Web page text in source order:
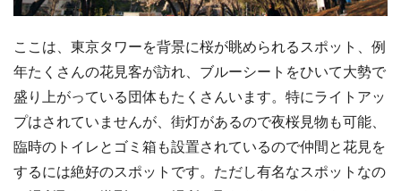
ここは、東京タワーを背景に桜が眺められるスポット、例
年たくさんの花見客が訪れ、ブルーシートをひいて大勢で
盛り上がっている団体もたくさんいます。特にライトアッ
プはされていませんが、街灯があるので夜桜見物も可能、
臨時のトイレとゴミ箱も設置されているので仲間と花見を
するには絶好のスポットです。ただし有名なスポットなの